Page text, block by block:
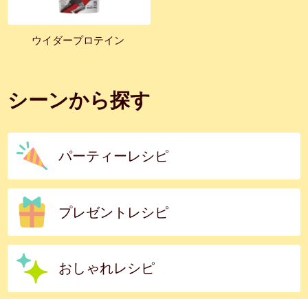
ウイダープロテイン
シーンから探す
パーティーレシピ
プレゼントレシピ
おしゃれレシピ